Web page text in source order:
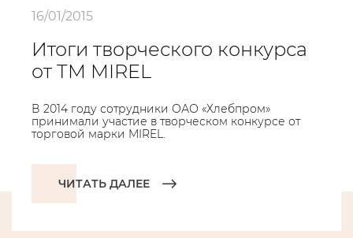
16/01/2015
Итоги творческого конкурса
от TM MIREL
В 2014 году сотрудники ОАО «Хлебпром»
принимали участие в творческом конкурсе от
торговой марки MIREL.
ЧИТАТЬ ДАЛЕЕ